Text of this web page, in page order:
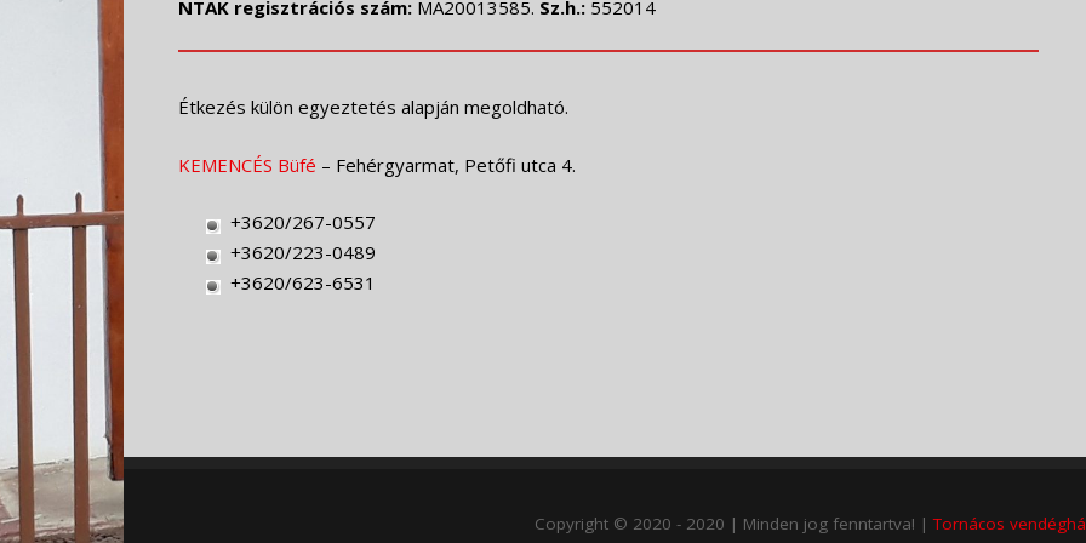
NTAK regisztrációs szám: MA20013585. Sz.h.: 552014
Étkezés külön egyeztetés alapján megoldható.
KEMENCÉS Büfé – Fehérgyarmat, Petőfi utca 4.
+3620/267-0557
+3620/223-0489
+3620/623-6531
Copyright © 2020 - 2020 | Minden jog fenntartva! |Tornácos